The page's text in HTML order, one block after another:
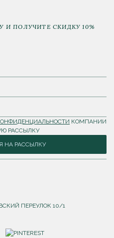
И ПОЛУЧИТЕ СКИДКУ 10%
КОМПАНИИ
РАССЫЛКУ
НА РАССЫЛКУ
ПЕРЕУЛОК 10/1